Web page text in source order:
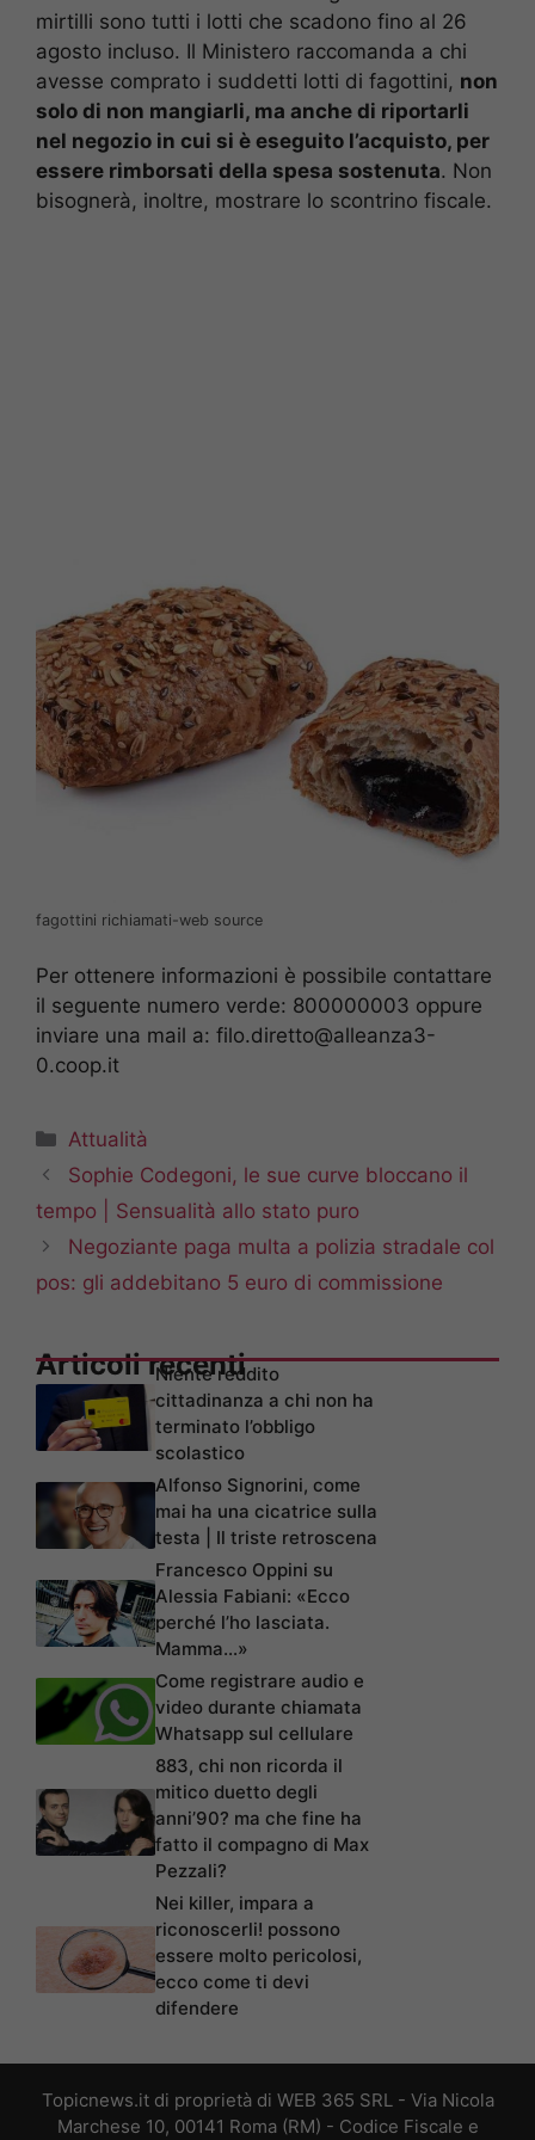
mirtilli sono tutti i lotti che scadono fino al 26
agosto incluso. Il Ministero raccomanda a chi
avesse comprato i suddetti lotti di fagottini, non
solo di non mangiarli, ma anche di riportarli
nel negozio in cui si è eseguito l’acquisto, per
essere rimborsati della spesa sostenuta. Non
bisognerà, inoltre, mostrare lo scontrino fiscale.
fagottini richiamati-web source
Per ottenere informazioni è possibile contattare
il seguente numero verde: 800000003 oppure
inviare una mail a: filo.diretto@alleanza3-
0.coop.it
Categorie
Attualità
Sophie Codegoni, le sue curve bloccano il
tempo | Sensualità allo stato puro
Negoziante paga multa a polizia stradale col
pos: gli addebitano 5 euro di commissione
Articoli recenti
Niente reddito
cittadinanza a chi non ha
terminato l’obbligo
scolastico
Alfonso Signorini, come
mai ha una cicatrice sulla
testa | Il triste retroscena
Francesco Oppini su
Alessia Fabiani: «Ecco
perché l’ho lasciata.
Mamma…»
Come registrare audio e
video durante chiamata
Whatsapp sul cellulare
883, chi non ricorda il
mitico duetto degli
anni’90? ma che fine ha
fatto il compagno di Max
Pezzali?
Nei killer, impara a
riconoscerli! possono
essere molto pericolosi,
ecco come ti devi
difendere
Topicnews.it di proprietà di WEB 365 SRL - Via Nicola
Marchese 10, 00141 Roma (RM) - Codice Fiscale e